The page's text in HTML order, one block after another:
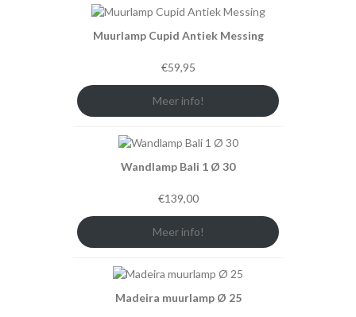
Muurlamp Cupid Antiek Messing
€59,95
Meer info!
Wandlamp Bali 1 Ø 30
€139,00
Meer info!
Madeira muurlamp Ø 25